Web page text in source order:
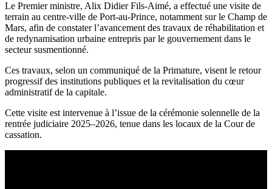
Le Premier ministre, Alix Didier Fils-Aimé, a effectué une visite de
terrain au centre-ville de Port-au-Prince, notamment sur le Champ de
Mars, afin de constater l’avancement des travaux de réhabilitation et
de redynamisation urbaine entrepris par le gouvernement dans le
secteur susmentionné.
Ces travaux, selon un communiqué de la Primature, visent le retour
progressif des institutions publiques et la revitalisation du cœur
administratif de la capitale.
Cette visite est intervenue à l’issue de la cérémonie solennelle de la
rentrée judiciaire 2025–2026, tenue dans les locaux de la Cour de
cassation.